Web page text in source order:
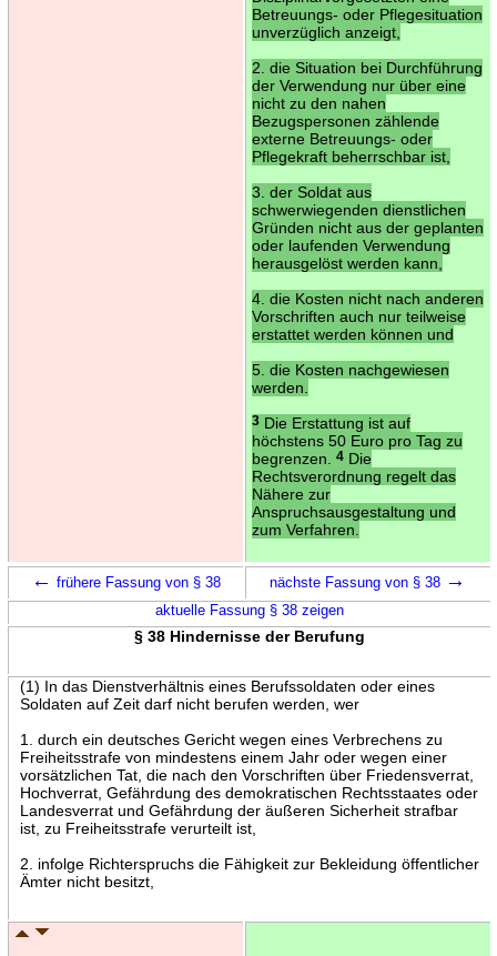
Betreuungs- oder Pflegesituation
unverzüglich anzeigt,
2. die Situation bei Durchführung
der Verwendung nur über eine
nicht zu den nahen
Bezugspersonen zählende
externe Betreuungs- oder
Pflegekraft beherrschbar ist,
3. der Soldat aus
schwerwiegenden dienstlichen
Gründen nicht aus der geplanten
oder laufenden Verwendung
herausgelöst werden kann,
4. die Kosten nicht nach anderen
Vorschriften auch nur teilweise
erstattet werden können und
5. die Kosten nachgewiesen
werden.
3Die Erstattung ist auf
höchstens 50 Euro pro Tag zu
begrenzen.
4Die
Rechtsverordnung regelt das
Nähere zur
Anspruchsausgestaltung und
zum Verfahren.
← frühere Fassung von § 38 nächste Fassung von § 38 →
aktuelle Fassung § 38 zeigen
§ 38 Hindernisse der Berufung
(1) In das Dienstverhältnis eines Berufssoldaten oder eines
Soldaten auf Zeit darf nicht berufen werden, wer
1. durch ein deutsches Gericht wegen eines Verbrechens zu
Freiheitsstrafe von mindestens einem Jahr oder wegen einer
vorsätzlichen Tat, die nach den Vorschriften über Friedensverrat,
Hochverrat, Gefährdung des demokratischen Rechtsstaates oder
Landesverrat und Gefährdung der äußeren Sicherheit strafbar
ist, zu Freiheitsstrafe verurteilt ist,
2. infolge Richterspruchs die Fähigkeit zur Bekleidung öffentlicher
Ämter nicht besitzt,